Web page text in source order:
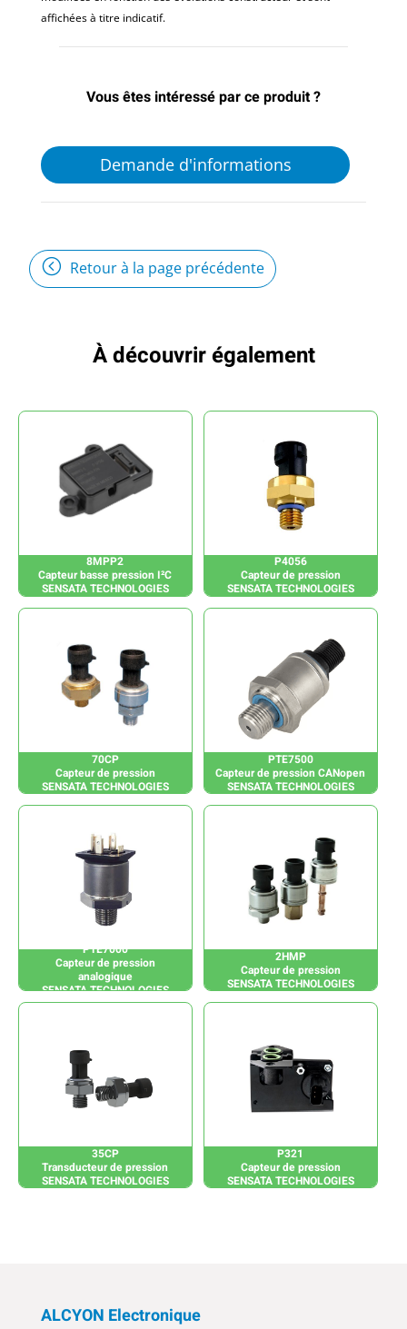
affichées à titre indicatif.
Vous êtes intéressé par ce produit ?
Demande d'informations
Retour à la page précédente
À découvrir également
8MPP2
Capteur basse pression I²C
SENSATA TECHNOLOGIES
P4056
Capteur de pression
SENSATA TECHNOLOGIES
70CP
Capteur de pression
SENSATA TECHNOLOGIES
PTE7500
Capteur de pression CANopen
SENSATA TECHNOLOGIES
PTE7000
Capteur de pression
analogique
SENSATA TECHNOLOGIES
2HMP
Capteur de pression
SENSATA TECHNOLOGIES
35CP
Transducteur de pression
SENSATA TECHNOLOGIES
P321
Capteur de pression
SENSATA TECHNOLOGIES
ALCYON Electronique